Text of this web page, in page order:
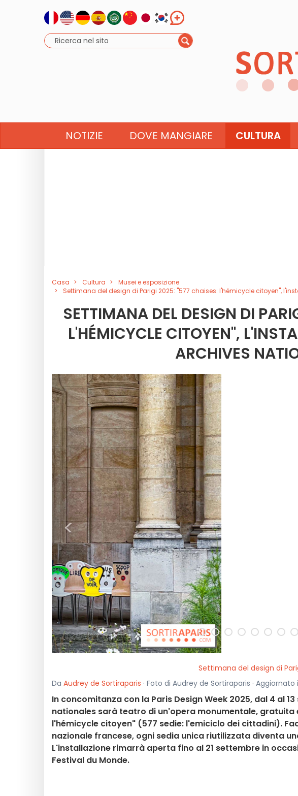
NOTIZIE DOVE MANGIARE CULTURA
Casa Cultura
Musei e esposizione
Settimana del design di Parigi 2025: "577 chaises: l'hémicycle citoyen",
SETTIMANA DEL DESIGN DI
L'HÉMICYCLE CITOYEN",
ARCHIVES
<
Settimana del design di
Da Audrey de Sortiraparis · Foto di Audrey de Sortiraparis · Aggiornato
In concomitanza con la Paris Design Week 2025, dal 4 al
nationales sarà teatro di un'opera monumentale,
l'hémicycle citoyen" (577 sedie: l'emiciclo dei cittadini).
nazionale francese, ogni sedia unica riutilizzata diventa
L'installazione rimarrà aperta fino al 21 settembre in
Festival du Monde.